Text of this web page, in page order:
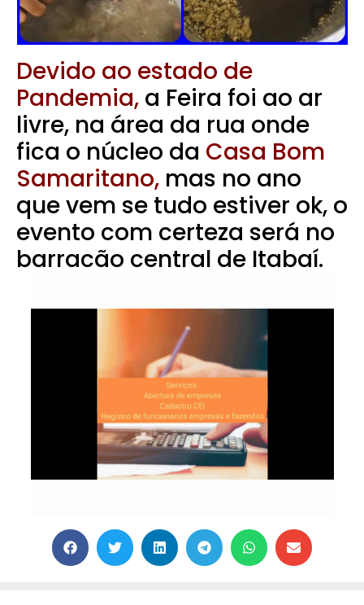
Devido ao estado de
Pandemia, a Feira foi ao ar
livre, na área da rua onde
fica o núcleo da Casa Bom
Samaritano, mas no ano
que vem se tudo estiver ok, o
evento com certeza será no
barracão central de Itabaí.